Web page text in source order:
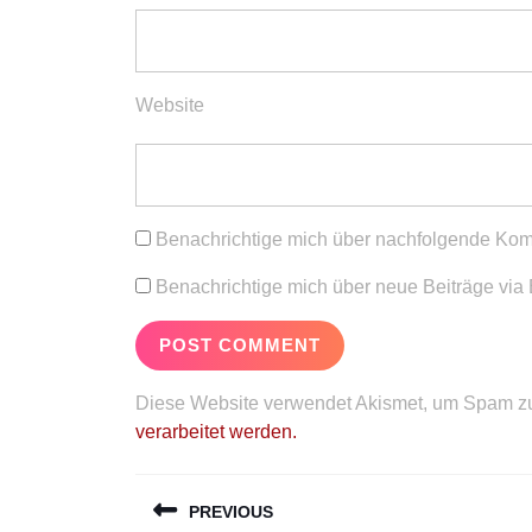
Website
Benachrichtige mich über nachfolgende
Benachrichtige mich über neue Beiträge via
Diese Website verwendet Akismet, um Spam
verarbeitet werden.
PREVIOUS